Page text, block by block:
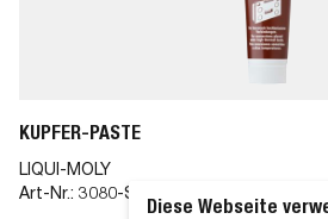
KUPFER-PASTE
LIQUI-MOLY
Art-Nr.: 3080-SH
Diese Webseite